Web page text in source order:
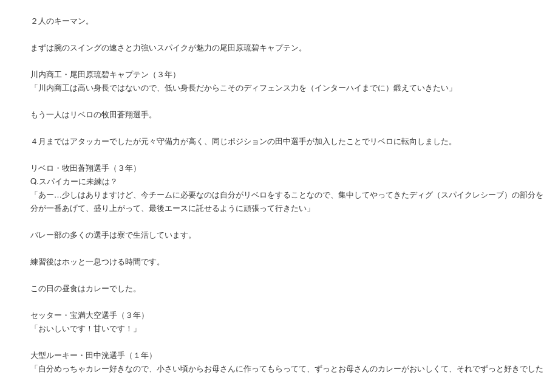
２人のキーマン。
まずは腕のスイングの速さと力強いスパイクが魅力の尾田原琉碧キャプテン。
川内商工・尾田原琉碧キャプテン（３年）
「川内商工は高い身長ではないので、低い身長だからこそのディフェンス力を（インターハイまでに）鍛えていきたい」
もう一人はリベロの牧田蒼翔選手。
４月まではアタッカーでしたが元々守備力が高く、同じポジションの田中選手が加入したことでリベロに転向しました。
リベロ・牧田蒼翔選手（３年）
Q.スパイカーに未練は？
「あー…少しはありますけど、今チームに必要なのは自分がリベロをすることなので、集中してやってきたディグ（スパイクレシーブ）の部分
分が一番あげて、盛り上がって、最後エースに託せるように頑張って行きたい」
バレー部の多くの選手は寮で生活しています。
練習後はホッと一息つける時間です。
この日の昼食はカレーでした。
セッター・宝満大空選手（３年）
「おいしいです！甘いです！」
大型ルーキー・田中洸選手（１年）
「自分めっちゃカレー好きなので、小さい頃からお母さんに作ってもらってて、ずっとお母さんのカレーがおいしくて、それでずっと好きでし